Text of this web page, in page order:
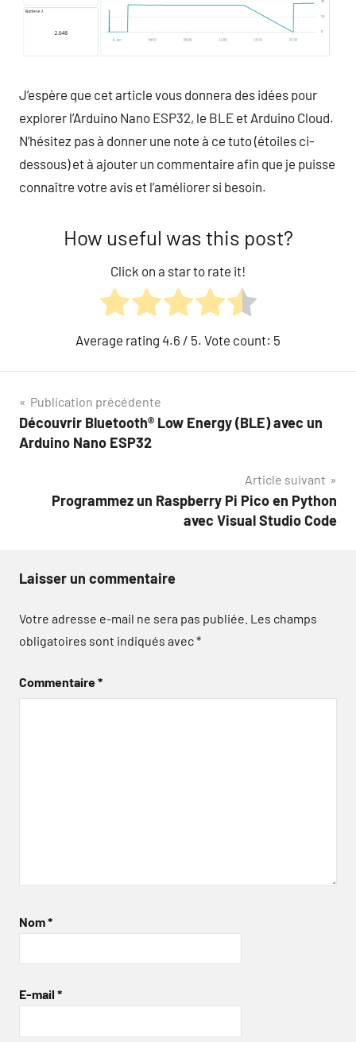
J’espère que cet article vous donnera des idées pour
explorer l’Arduino Nano ESP32, le BLE et Arduino Cloud.
N’hésitez pas à donner une note à ce tuto (étoiles ci-
dessous) et à ajouter un commentaire afin que je puisse
connaître votre avis et l’améliorer si besoin.
How useful was this post?
Click on a star to rate it!
Average rating 4.6 / 5. Vote count: 5
Navigation
de
Publication précédente
Découvrir Bluetooth® Low Energy (BLE) avec un
Arduino Nano ESP32
Article suivant
Programmez un Raspberry Pi Pico en Python
avec Visual Studio Code
Laisser un commentaire
Votre adresse e-mail ne sera pas publiée. Les champs
obligatoires sont indiqués avec*
Commentaire*
Nom*
E-mail *